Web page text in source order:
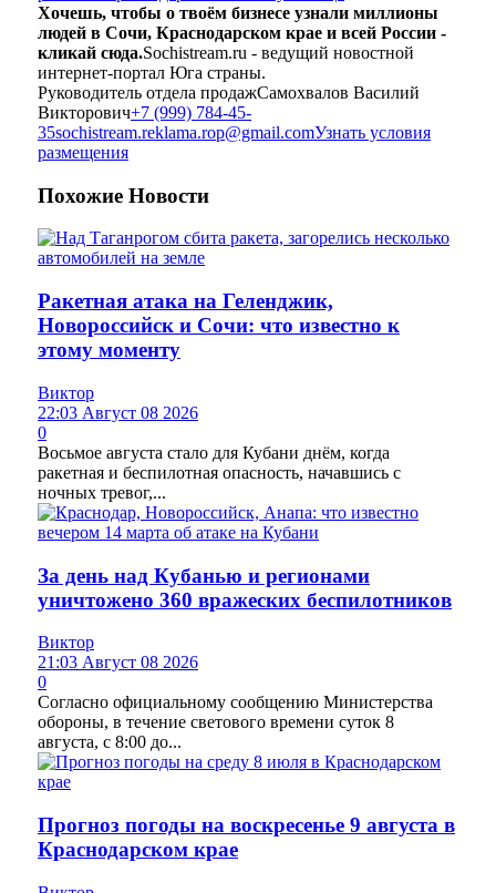
Хочешь, чтобы о твоём бизнесе узнали миллионы
людей в Сочи, Краснодарском крае и всей России -
кликай сюда.Sochistream.ru - ведущий новостной
интернет-портал Юга страны.
Руководитель отдела продажСамохвалов Василий
Викторович+7 (999) 784-45-
35sochistream.reklama.rop@gmail.comУзнать условия
размещения
Похожие Новости
Ракетная атака на Геленджик,
Новороссийск и Сочи: что известно к
этому моменту
Виктор
22:03 Август 08 2026
0
Восьмое августа стало для Кубани днём, когда
ракетная и беспилотная опасность, начавшись с
ночных тревог,...
За день над Кубанью и регионами
уничтожено 360 вражеских беспилотников
Виктор
21:03 Август 08 2026
0
Согласно официальному сообщению Министерства
обороны, в течение светового времени суток 8
августа, с 8:00 до...
Прогноз погоды на воскресенье 9 августа в
Краснодарском крае